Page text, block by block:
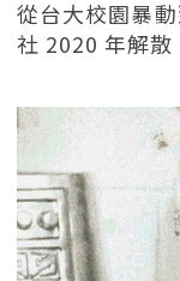
從台大校園暴
社 2020 年解散